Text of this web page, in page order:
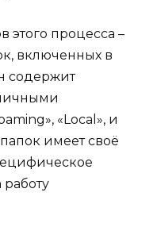
этого процесса –
включенных в
содержит
«Local», и
имеет своё